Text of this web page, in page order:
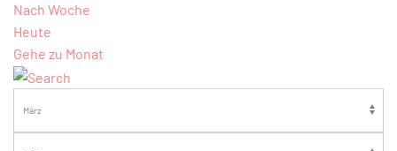
Nach Woche
Heute
Gehe zu Monat